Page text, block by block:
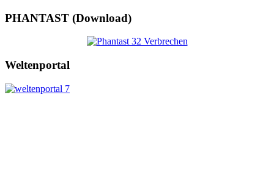
PHANTAST (Download)
Weltenportal